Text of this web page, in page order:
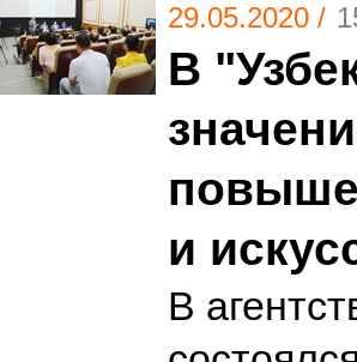
29.05.2020 /
В
и
В